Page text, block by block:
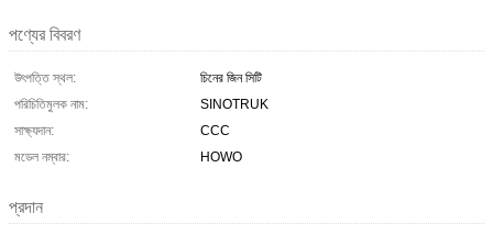
পণ্যের বিবরণ
উৎপত্তি স্থল:
চিনের জিন সিটি
পরিচিতিমুলক নাম:
SINOTRUK
সাক্ষ্যদান:
CCC
মডেল নম্বার:
HOWO
প্রদান